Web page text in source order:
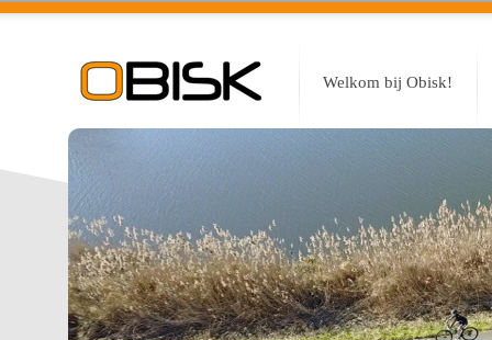
Welkom bij Obisk!